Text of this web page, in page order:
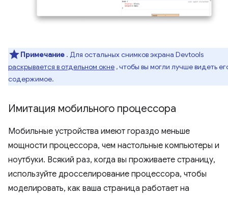
Примечание . Для остальных снимков экрана Devtools
раскрывается в отдельном окне , чтобы вы могли лучше видеть
содержимое.
Имитация мобильного процессора
Мобильные устройства имеют гораздо меньше
мощности процессора, чем настольные компьютеры и
ноутбуки. Всякий раз, когда вы проживаете страницу,
используйте дросселирование процессора, чтобы
моделировать, как ваша страница работает на